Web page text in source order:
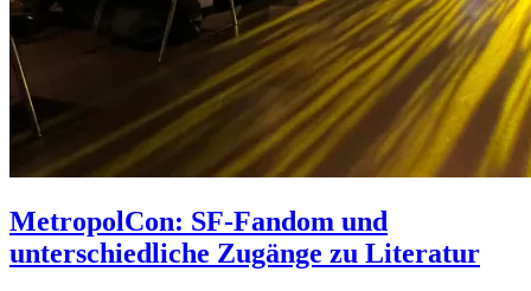
MetropolCon: SF-Fandom und
unterschiedliche Zugänge zu Literatur